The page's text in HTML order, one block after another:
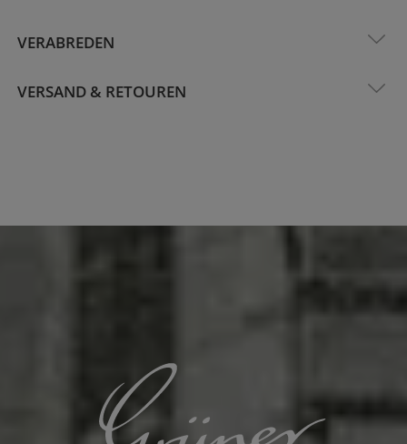
VERABREDEN
VERSAND & RETOUREN